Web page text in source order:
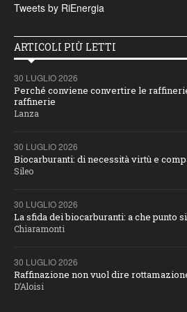
Tweets by RiEnergia
ARTICOLI PIÙ LETTI
30 LUGLIO 2026
Perché conviene convertire le
raffinerie
Lanza
30 LUGLIO 2026
Biocarburanti: di necessità virtù e
Sileo
30 LUGLIO 2026
La sfida dei biocarburanti: a che punto
Chiaramonti
30 LUGLIO 2026
Raffinazione non vuol dire
D’Aloisi